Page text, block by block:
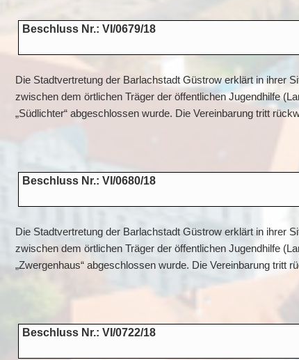
Beschluss Nr.: VI/0679/18
Die Stadtvertretung der Barlachstadt Güstrow erklärt in ihrer
zwischen dem örtlichen Träger der öffentlichen Jugendhilfe
„Südlichter“ abgeschlossen wurde. Die Vereinbarung tritt
Beschluss Nr.: VI/0680/18
Die Stadtvertretung der Barlachstadt Güstrow erklärt in ihrer
zwischen dem örtlichen Träger der öffentlichen Jugendhilfe
„Zwergenhaus“ abgeschlossen wurde. Die Vereinbarung tritt
Beschluss Nr.: VI/0722/18